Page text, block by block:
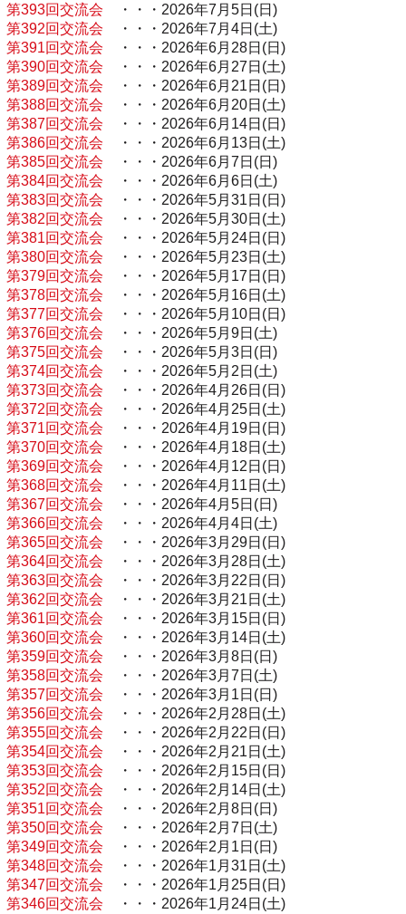
第393回交流会 ・・・2026年7月5日(日)
第392回交流会 ・・・2026年7月4日(土)
第391回交流会 ・・・2026年6月28日(日)
第390回交流会 ・・・2026年6月27日(土)
第389回交流会 ・・・2026年6月21日(日)
第388回交流会 ・・・2026年6月20日(土)
第387回交流会 ・・・2026年6月14日(日)
第386回交流会 ・・・2026年6月13日(土)
第385回交流会 ・・・2026年6月7日(日)
第384回交流会 ・・・2026年6月6日(土)
第383回交流会 ・・・2026年5月31日(日)
第382回交流会 ・・・2026年5月30日(土)
第381回交流会 ・・・2026年5月24日(日)
第380回交流会 ・・・2026年5月23日(土)
第379回交流会 ・・・2026年5月17日(日)
第378回交流会 ・・・2026年5月16日(土)
第377回交流会 ・・・2026年5月10日(日)
第376回交流会 ・・・2026年5月9日(土)
第375回交流会 ・・・2026年5月3日(日)
第374回交流会 ・・・2026年5月2日(土)
第373回交流会 ・・・2026年4月26日(日)
第372回交流会 ・・・2026年4月25日(土)
第371回交流会 ・・・2026年4月19日(日)
第370回交流会 ・・・2026年4月18日(土)
第369回交流会 ・・・2026年4月12日(日)
第368回交流会 ・・・2026年4月11日(土)
第367回交流会 ・・・2026年4月5日(日)
第366回交流会 ・・・2026年4月4日(土)
第365回交流会 ・・・2026年3月29日(日)
第364回交流会 ・・・2026年3月28日(土)
第363回交流会 ・・・2026年3月22日(日)
第362回交流会 ・・・2026年3月21日(土)
第361回交流会 ・・・2026年3月15日(日)
第360回交流会 ・・・2026年3月14日(土)
第359回交流会 ・・・2026年3月8日(日)
第358回交流会 ・・・2026年3月7日(土)
第357回交流会 ・・・2026年3月1日(日)
第356回交流会 ・・・2026年2月28日(土)
第355回交流会 ・・・2026年2月22日(日)
第354回交流会 ・・・2026年2月21日(土)
第353回交流会 ・・・2026年2月15日(日)
第352回交流会 ・・・2026年2月14日(土)
第351回交流会 ・・・2026年2月8日(日)
第350回交流会 ・・・2026年2月7日(土)
第349回交流会 ・・・2026年2月1日(日)
第348回交流会 ・・・2026年1月31日(土)
第347回交流会 ・・・2026年1月25日(日)
第346回交流会 ・・・2026年1月24日(土)